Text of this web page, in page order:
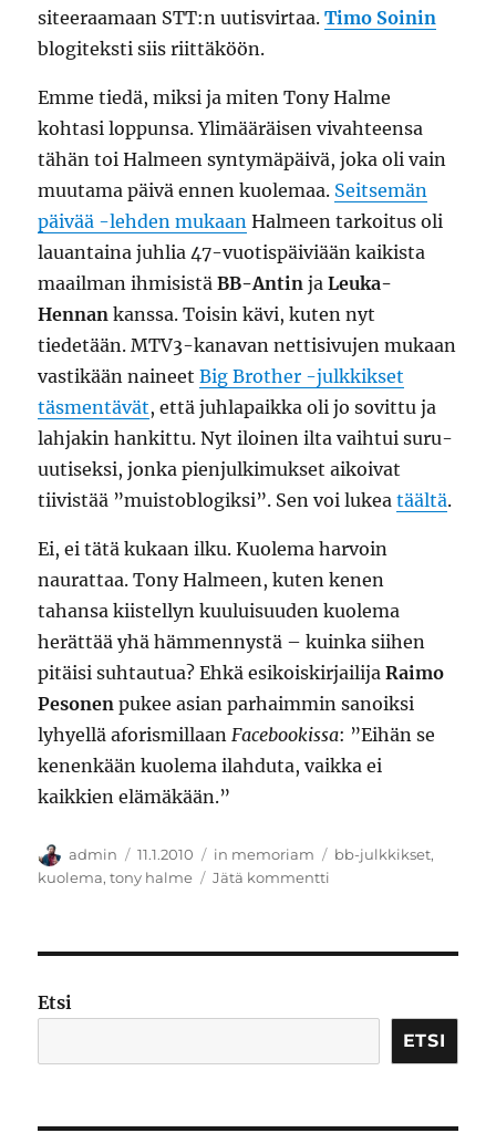
siteeraamaan STT:n uutisvirtaa.Timo Soinin
blogiteksti siis riittäköön.
Emme tiedä, miksi ja miten Tony Halme
kohtasi loppunsa. Ylimääräisen vivahteensa
tähän toi Halmeen syntymäpäivä, joka oli vain
muutama päivä ennen kuolemaa. Seitsemän
päivää -lehden mukaan Halmeen tarkoitus oli
lauantaina juhlia 47-vuotispäiviään kaikista
maailman ihmisistäBB-Antin jaLeuka-
Hennan kanssa. Toisin kävi, kuten nyt
tiedetään. MTV3-kanavan nettisivujen mukaan
vastikään naineetBig Brother -julkkikset
täsmentävät, että juhlapaikka oli jo sovittu ja
lahjakin hankittu. Nyt iloinen ilta vaihtui suru-
uutiseksi, jonka pienjulkimukset aikoivat
tiivistää ”muistoblogiksi”. Sen voi lukeatäältä.
Ei, ei tätä kukaan ilku. Kuolema harvoin
naurattaa. Tony Halmeen, kuten kenen
tahansa kiistellyn kuuluisuuden kuolema
herättää yhä hämmennystä – kuinka siihen
pitäisi suhtautua? Ehkä esikoiskirjailijaRaimo
Pesonen pukee asian parhaimmin sanoiksi
lyhyellä aforismillaan Facebookissa: ”Eihän se
kenenkään kuolema ilahduta, vaikka ei
kaikkien elämäkään.”
Kirjoittaja
admin Julkaistu
11.1.2010 Kategoriat
in memoriam Avainsanat
bb-julkkikset,
kuolema,tony halme Jätä kommentti
Etsi
ETSI